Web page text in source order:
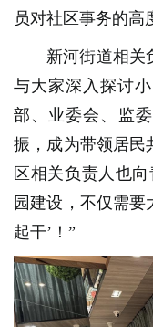
员对社区事务的高
新河街道相关
与大家深入探讨
部、业委会、监
振，成为带领居民
区相关负责人也
园建设，不仅需要
起干’！”